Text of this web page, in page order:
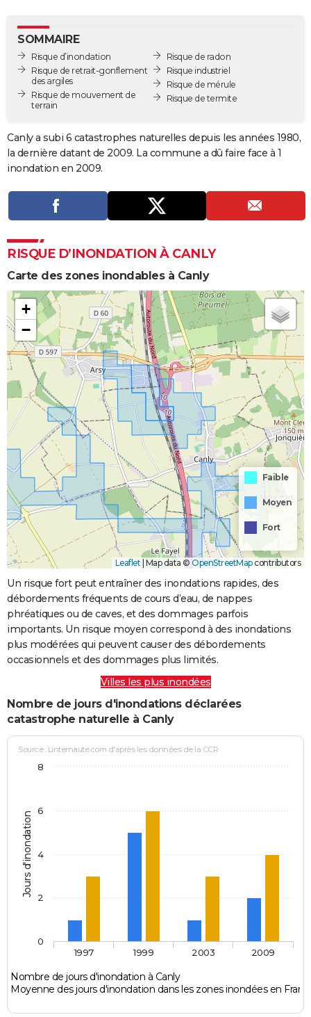
GUIDES D'ACHAT
BONS PLANS
CARTE DE VOEUX
Dictionnaire
Biographies
Citations
Expressions
Proverbes
PROGRAMME TV
Se connecter
Entreprises
Service militaire
Avis de recherche
AVIS DE DÉCÈS
FORUM
SOMMAIRE
Risque d’inondation
Risque de retrait-gonflement
des argiles
Risque de mouvement de
terrain
Risque de radon
Risque industriel
Risque de mérule
Risque de termite
Canly a subi 6 catastrophes naturelles depuis les années 1980,
la dernière datant de 2009. La commune a dû faire face à 1
inondation en 2009.
RISQUE D’INONDATION À CANLY
Carte des zones inondables à Canly
+
−
Faible
Moyen
Fort
Leaflet | Map data © OpenStreetMapcontributors
Un risque fort peut entraîner des inondations rapides, des
débordements fréquents de cours d’eau, de nappes
phréatiques ou de caves, et des dommages parfois
importants. Un risque moyen correspond à des inondations
plus modérées qui peuvent causer des débordements
occasionnels et des dommages plus limités.
Villes les plus inondées
Nombre de jours d'inondations déclarées
catastrophe naturelle à Canly
Jours d'inondation
Source : Linternaute.com d'après les données de la CCR
Nombre de jours d'inondation à Canly
Moyenne des jours d'inondation dans les zones inondées en
1997 1999 2003 2009
0
2
4
6
8